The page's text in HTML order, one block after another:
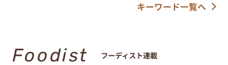
キーワード一覧へ
Foodist フーディスト連載